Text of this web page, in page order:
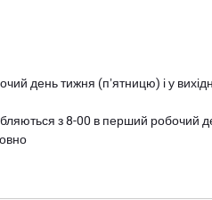
день тижня (пʼятницю) і у
з 8-00 в перший робочий